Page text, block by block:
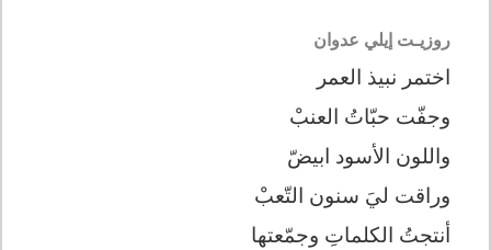
روزيـت إيلي عدوان
اختمر نبيذ العمر
وجفّت حبّاتُ العنبْ
واللون الأسود ابيضّ
وراقت ليَ سنون التّعبْ
أنتجتُ الكلماتِ وجمّعتها